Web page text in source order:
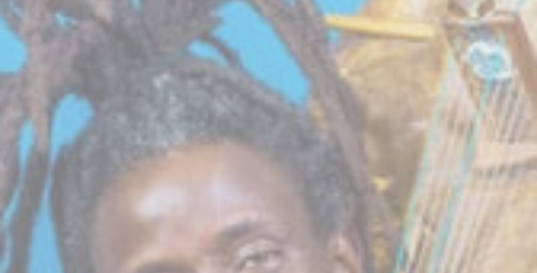
Bibliothèque musicale
Infos pratiques
CANDIDATURES
BILLETTERIE